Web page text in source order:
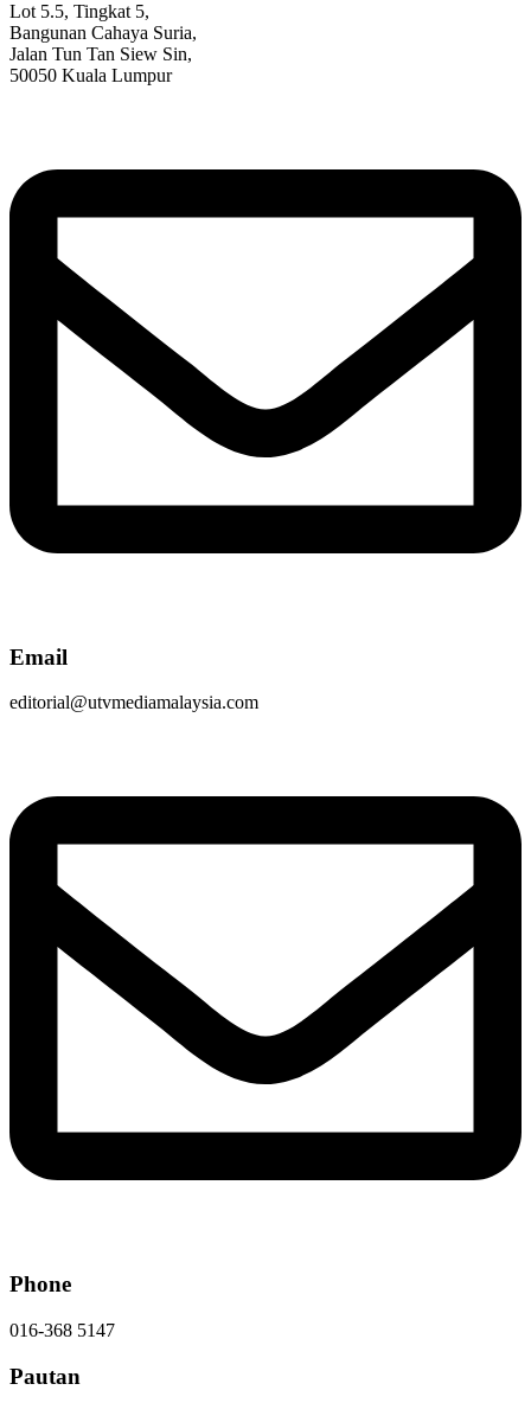
Lot 5.5, Tingkat 5,
Bangunan Cahaya Suria,
Jalan Tun Tan Siew Sin,
50050 Kuala Lumpur
Email
editorial@utvmediamalaysia.com
Phone
016-368 5147
Pautan